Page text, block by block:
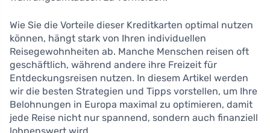
Wie Sie die Vorteile dieser Kreditkarten optimal nutzen
können, hängt stark von Ihren individuellen
Reisegewohnheiten ab. Manche Menschen reisen oft
geschäftlich, während andere ihre Freizeit für
Entdeckungsreisen nutzen. In diesem Artikel werden
wir die besten Strategien und Tipps vorstellen, um Ihre
Belohnungen in Europa maximal zu optimieren, damit
jede Reise nicht nur spannend, sondern auch finanziell